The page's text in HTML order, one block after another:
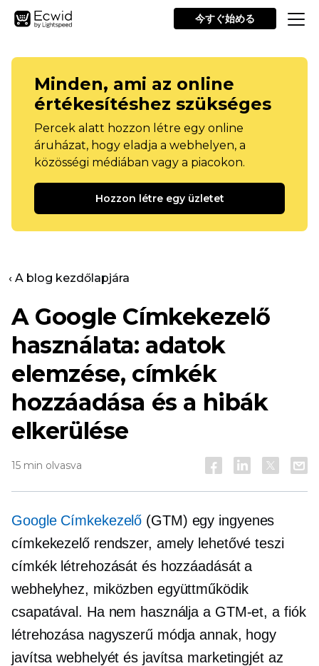
今すぐ始める
Minden, ami az online
értékesítéshez szükséges
Percek alatt hozzon létre egy online
áruházat, hogy eladja a webhelyen, a
közösségi médiában vagy a piacokon.
Hozzon létre egy üzletet
‹ A blog kezdőlapjára
A Google Címkekezelő
használata: adatok
elemzése, címkék
hozzáadása és a hibák
elkerülése
15 min olvasva
Google Címkekezelő (GTM) egy ingyenes
címkekezelő rendszer, amely lehetővé teszi
címkék létrehozását és hozzáadását a
webhelyhez, miközben együttműködik
csapatával. Ha nem használja a GTM-et, a fiók
létrehozása nagyszerű módja annak, hogy
javítsa webhelyét és javítsa marketingjét az